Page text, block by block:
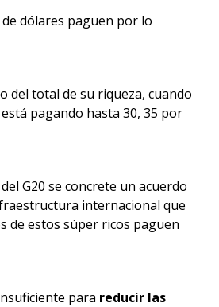
dólares paguen por lo
del total de su riqueza, cuando
pagando hasta 30, 35 por
G20 se concrete un acuerdo
internacional que
de estos súper ricos paguen
para reducir las